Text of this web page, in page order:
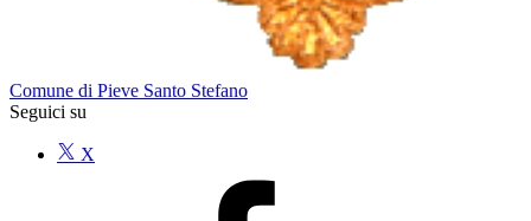
Comune di Pieve Santo Stefano
Seguici su
X